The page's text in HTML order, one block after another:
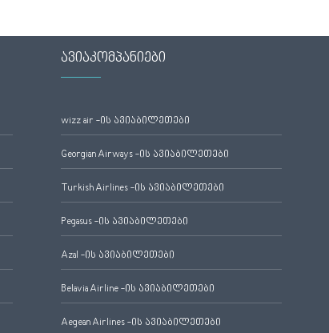
ავიაკომპანიები
wizz air -ის ავიაბილეთები
Georgian Airways -ის ავიაბილეთები
Turkish Airlines -ის ავიაბილეთები
Pegasus -ის ავიაბილეთები
Azal -ის ავიაბილეთები
Belavia Airline -ის ავიაბილეთები
Aegean Airlines -ის ავიაბილეთები